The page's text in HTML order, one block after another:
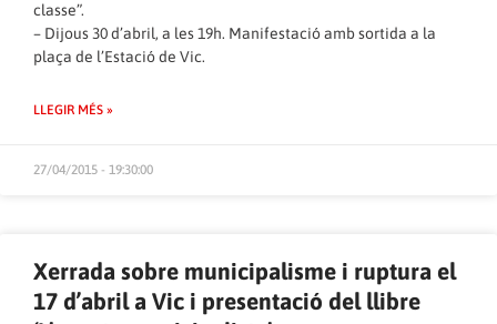
classe”.
– Dijous 30 d’abril, a les 19h. Manifestació amb sortida a la
plaça de l’Estació de Vic.
LLEGIR MÉS »
27/04/2015 - 19:30:00
Xerrada sobre municipalisme i ruptura el
17 d’abril a Vic i presentació del llibre